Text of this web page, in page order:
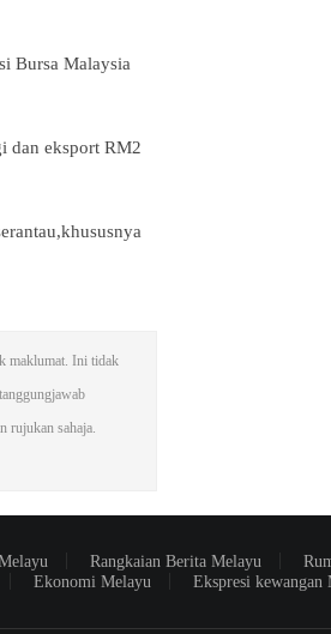
Bursa Malaysia
dan eksport RM2
maklumat. Ini tidak
rujukan sahaja.
Rangkaian Berita Melayu
Ekonomi Melayu Ekspresi kewangan